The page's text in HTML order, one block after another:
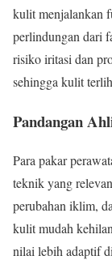
kulit menjalankan
perlindungan dari
risiko iritasi dan
sehingga kulit
Pandangan
Para pakar
teknik yang
perubahan iklim,
kulit mudah
nilai lebih adaptif